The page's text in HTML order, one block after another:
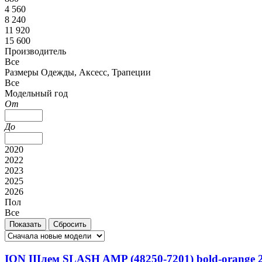
4 560
8 240
11 920
15 600
Производитель
Все
Размеры Одежды, Аксесс, Трапеции
Все
Модельный год
От
До
2020
2022
2023
2025
2026
Пол
Все
ION Шлем SLASH AMP (48250-7201) bold-orange